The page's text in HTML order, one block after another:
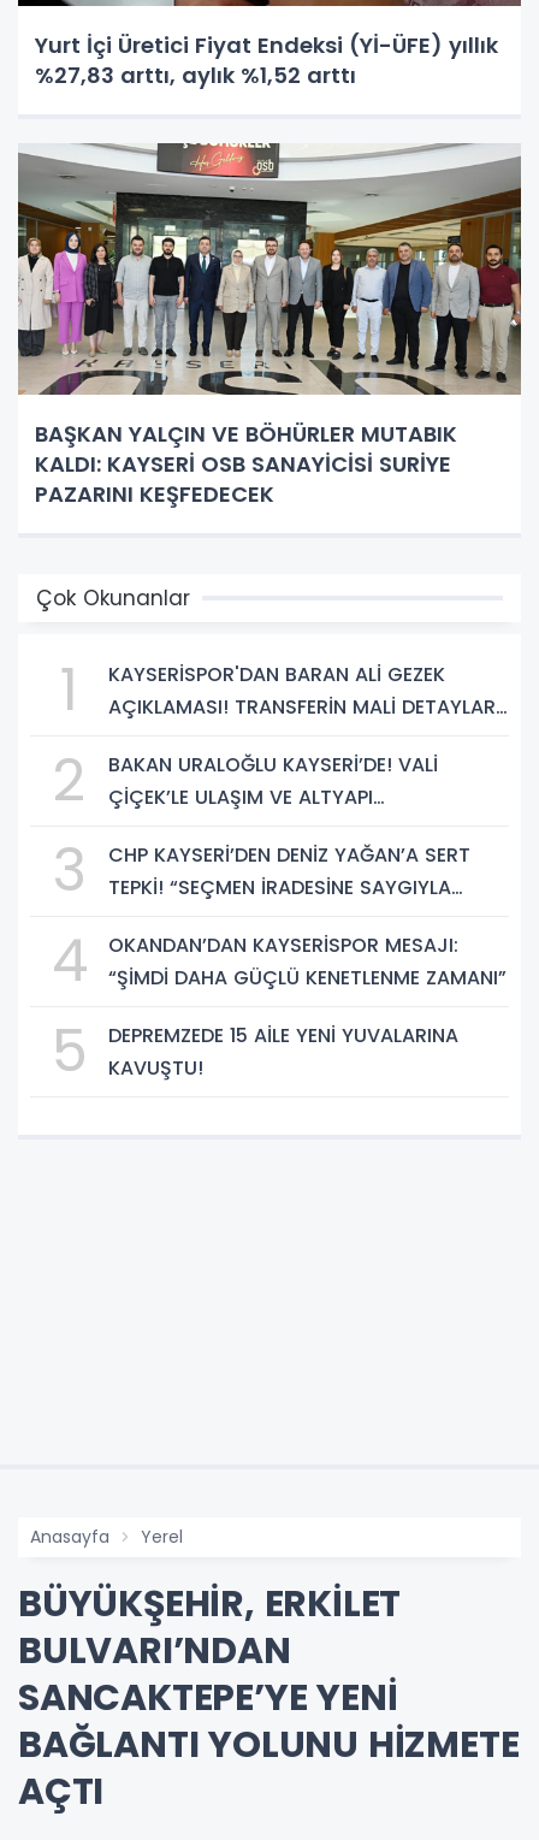
Yurt İçi Üretici Fiyat Endeksi (Yİ-ÜFE) yıllık
%27,83 arttı, aylık %1,52 arttı
BAŞKAN YALÇIN VE BÖHÜRLER MUTABIK
KALDI: KAYSERİ OSB SANAYİCİSİ SURİYE
PAZARINI KEŞFEDECEK
Çok Okunanlar
1
KAYSERİSPOR'DAN BARAN ALİ GEZEK
AÇIKLAMASI! TRANSFERİN MALİ DETAYLARI
2
BAKAN URALOĞLU KAYSERİ’DE! VALİ
ÇİÇEK’LE ULAŞIM VE ALTYAPI
3
CHP KAYSERİ’DEN DENİZ YAĞAN’A SERT
TEPKİ! “SEÇMEN İRADESİNE SAYGIYLA
4
OKANDAN’DAN KAYSERİSPOR MESAJI:
“ŞİMDİ DAHA GÜÇLÜ KENETLENME ZAMANI”
5
DEPREMZEDE 15 AİLE YENİ YUVALARINA
KAVUŞTU!
Anasayfa Yerel
BÜYÜKŞEHİR, ERKİLET
BULVARI’NDAN
SANCAKTEPE’YE YENİ
BAĞLANTI YOLUNU HİZMETE
AÇTI